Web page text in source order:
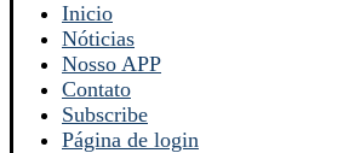
Inicio
Nóticias
Nosso APP
Contato
Subscribe
Página de login